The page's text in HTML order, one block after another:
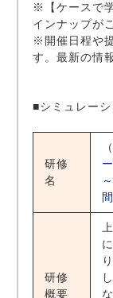
※【ケースで
インナップが
※開催日程や
す。最新の情
■シミュレー
研修
名
研修
概要